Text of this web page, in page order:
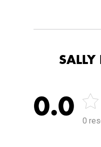
SALLY
0.0
0